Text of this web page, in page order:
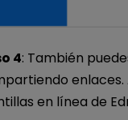
4: También
enlaces.
en línea de